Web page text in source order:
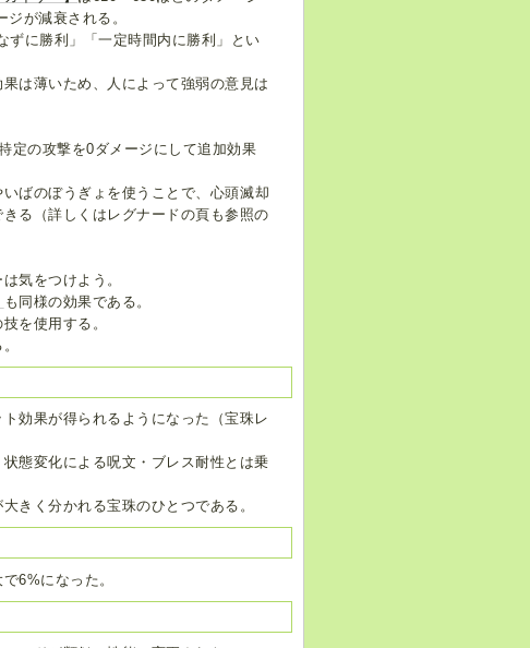
が減衰される。
ずに勝利」「一定時間内に勝利」とい
は薄いため、人によって強弱の意見は
定の攻撃を0ダメージにして追加効果
ばのぼうぎょを使うことで、心頭滅却
る（詳しくはレグナードの頁も参照の
気をつけよう。
も同様の効果である。
を使用する。
効果が得られるようになった（宝珠レ
態変化による呪文・ブレス耐性とは乗
きく分かれる宝珠のひとつである。
6%になった。